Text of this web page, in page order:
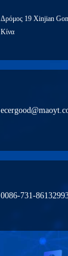
Δρόμος 19 Xinjian
Κίνα
0086-731-